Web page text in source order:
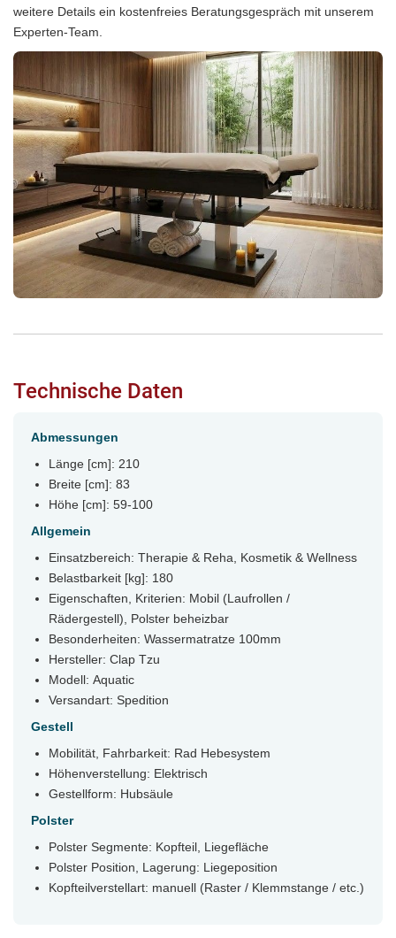
weitere Details ein kostenfreies Beratungsgespräch mit unserem
Experten-Team.
Technische Daten
Abmessungen
Länge [cm]: 210
Breite [cm]: 83
Höhe [cm]: 59-100
Allgemein
Einsatzbereich: Therapie & Reha, Kosmetik & Wellness
Belastbarkeit [kg]: 180
Eigenschaften, Kriterien: Mobil (Laufrollen /
Rädergestell), Polster beheizbar
Besonderheiten: Wassermatratze 100mm
Hersteller: Clap Tzu
Modell: Aquatic
Versandart: Spedition
Gestell
Mobilität, Fahrbarkeit: Rad Hebesystem
Höhenverstellung: Elektrisch
Gestellform: Hubsäule
Polster
Polster Segmente: Kopfteil, Liegefläche
Polster Position, Lagerung: Liegeposition
Kopfteilverstellart: manuell (Raster / Klemmstange / etc.)